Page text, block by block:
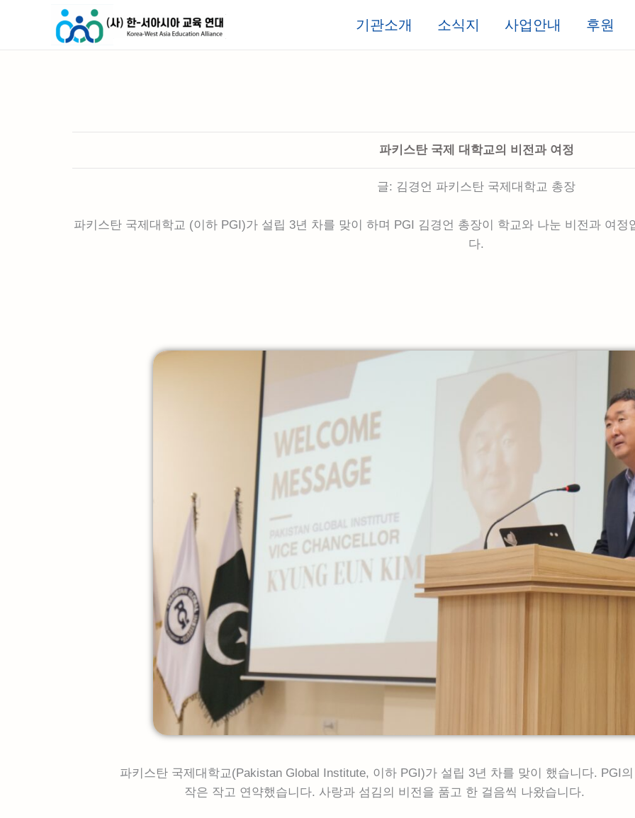
기관소개 소식지 사업안내 후원
파키스탄 국제 대학교의 비전과 여정
글: 김경언 파키스탄 국제대학교 총장
파키스탄 국제대학교 (이하 PGI)가 설립 3년 차를 맞이 하며 PGI 김경언 총장이 학교와 나눈 비전과 여
다.
파키스탄 국제대학교(Pakistan Global Institute, 이하 PGI)가 설립 3년 차를 맞이 했습니다. PGI
작은 작고 연약했습니다. 사랑과 섬김의 비전을 품고 한 걸음씩 나왔습니다.